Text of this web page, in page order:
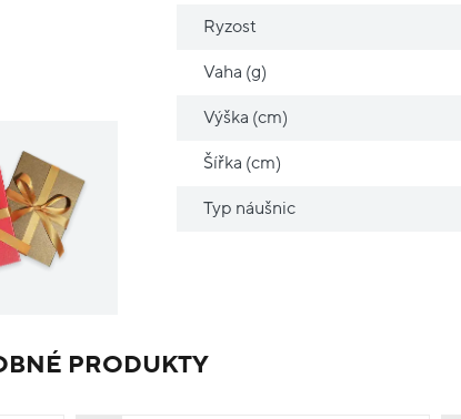
Ryzost
Vaha (g)
Výška (cm)
Šířka (cm)
Typ náušnic
PRODUKTY